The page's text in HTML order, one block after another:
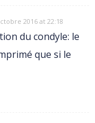
2016 at 22:18
du condyle: le
que si le